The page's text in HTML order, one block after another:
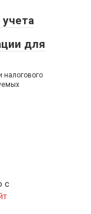
для
налогового
с